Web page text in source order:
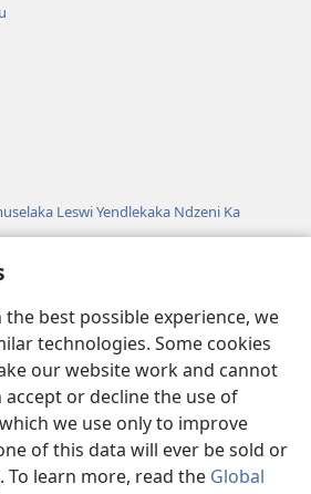
best possible experience, we
technologies. Some cookies
our website work and cannot
accept or decline the use of
we use only to improve
of this data will ever be sold or
learn more, read the Global
Leswi Yendlekaka Ndzeni Ka
ka Interneti